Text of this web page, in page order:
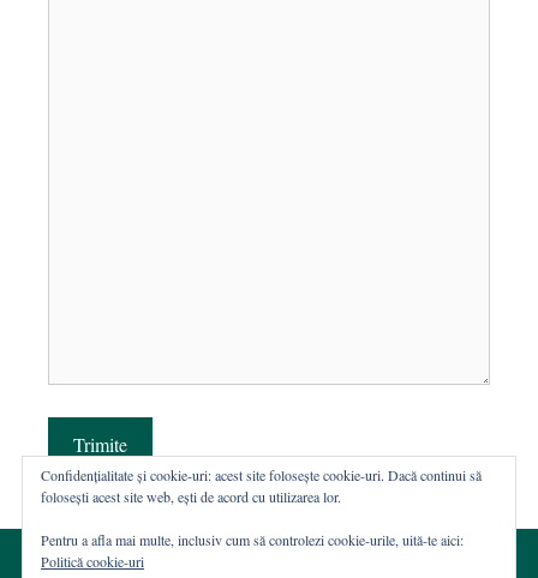
Trimite
Confidențialitate și cookie-uri: acest site folosește cookie-uri. Dacă continui să
folosești acest site web, ești de acord cu utilizarea lor.
Pentru a afla mai multe, inclusiv cum să controlezi cookie-urile, uită-te aici:
Politică cookie-uri